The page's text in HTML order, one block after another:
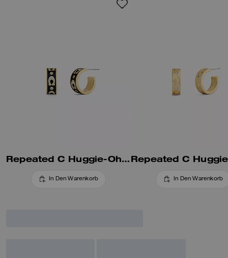
Repeated C Huggie-Ohrringe
In Den Warenkorb In Den Warenkorb